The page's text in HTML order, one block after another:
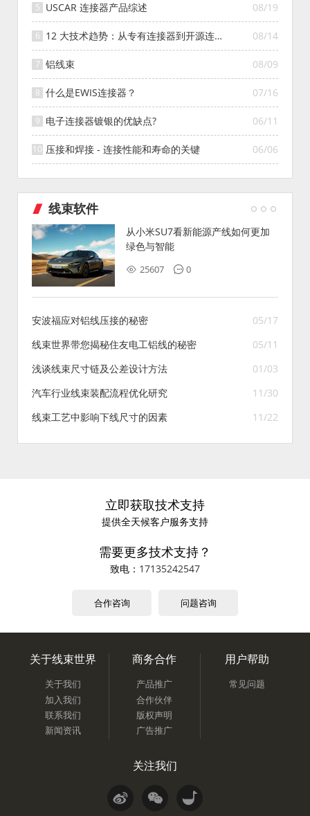
08/19
USCAR 连接器产品综述
08/14
12 大技术趋势：从专有连接器到开源连接
器的演变
08/09
铝线束
07/16
什么是EWIS连接器？
06/11
电子连接器镀银的优缺点?
06/06
压接和焊接 - 连接性能和寿命的关键
线束软件
从小米SU7看新能源产线如何更加
绿色与智能
25607 0
05/17
安波福应对铝线压接的秘密
05/11
线束世界带您揭秘住友电工铝线的秘密
01/03
浅谈线束尺寸链及公差设计方法
11/30
汽车行业线束装配流程优化研究
11/22
线束工艺中影响下线尺寸的因素
立即获取技术支持
提供全天候客户服务支持
需要更多技术支持？
致电： 17135242547
合作咨询 问题咨询
关于线束世界
关于我们
加入我们
联系我们
新闻资讯
商务合作
产品推广
合作伙伴
版权声明
广告推广
用户帮助
常见问题
关注我们